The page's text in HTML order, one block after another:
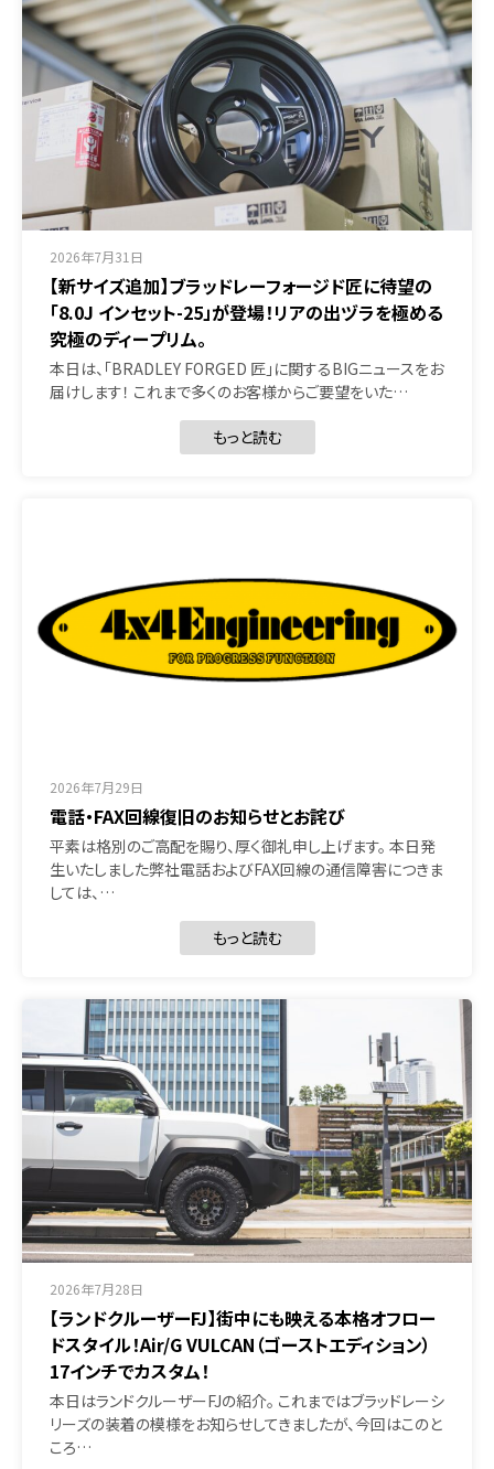
2026年7月31日
【新サイズ追加】ブラッドレーフォージド匠に待望の
「8.0J インセット-25」が登場！リアの出ヅラを極める
究極のディープリム。
本日は、「BRADLEY FORGED 匠」に関するBIGニュースをお
届けします！ これまで多くのお客様からご要望をいた…
もっと読む
2026年7月29日
電話・FAX回線復旧のお知らせとお詫び
平素は格別のご高配を賜り、厚く御礼申し上げます。 本日発
生いたしました弊社電話およびFAX回線の通信障害につきま
しては、…
もっと読む
2026年7月28日
【ランドクルーザーFJ】街中にも映える本格オフロー
ドスタイル！Air/G VULCAN（ゴーストエディション）
17インチでカスタム！
本日はランドクルーザーFJの紹介。 これまではブラッドレーシ
リーズの装着の模様をお知らせしてきましたが、今回はこのと
ころ…